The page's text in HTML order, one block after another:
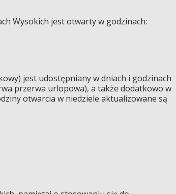
Wysokich jest otwarty w godzinach:
jest udostępniany w dniach i godzinach
przerwa urlopowa), a także dodatkowo w
otwarcia w niedziele aktualizowane są